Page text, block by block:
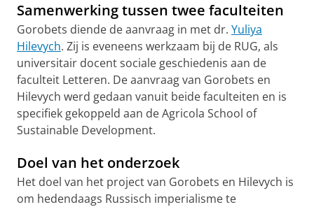
Samenwerking tussen twee faculteiten
Gorobets diende de aanvraag in met dr. Yuliya
Hilevych. Zij is eveneens werkzaam bij de RUG, als
universitair docent sociale geschiedenis aan de
faculteit Letteren. De aanvraag van Gorobets en
Hilevych werd gedaan vanuit beide faculteiten en is
specifiek gekoppeld aan de Agricola School of
Sustainable Development.
Doel van het onderzoek
Het doel van het project van Gorobets en Hilevych is
om hedendaags Russisch imperialisme te